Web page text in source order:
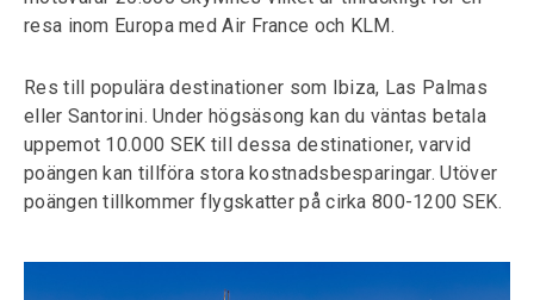
resa inom Europa med Air France och KLM.
Res till populära destinationer som Ibiza, Las Palmas
eller Santorini. Under högsäsong kan du väntas betala
uppemot 10.000 SEK till dessa destinationer, varvid
poängen kan tillföra stora kostnadsbesparingar. Utöver
poängen tillkommer flygskatter på cirka 800-1200 SEK.